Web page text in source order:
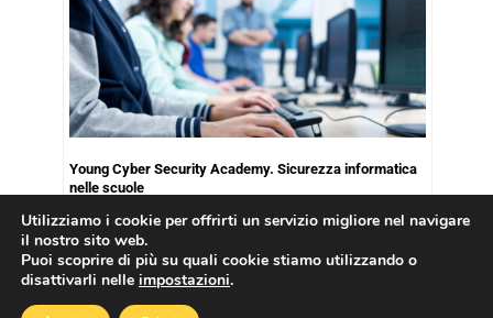
Young Cyber Security Academy. Sicurezza informatica
nelle scuole
Utilizziamo i cookie per offrirti un servizio migliore nel navigare
il nostro sito web.
Puoi scoprire di più su quali cookie stiamo utilizzando o
disattivarli nelle impostazioni.